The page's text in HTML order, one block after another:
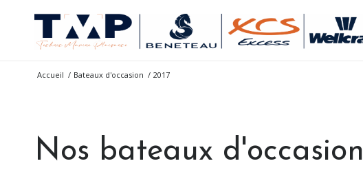
Nos bateaux d'occasion
Accueil / Bateaux d'occasion / 2017